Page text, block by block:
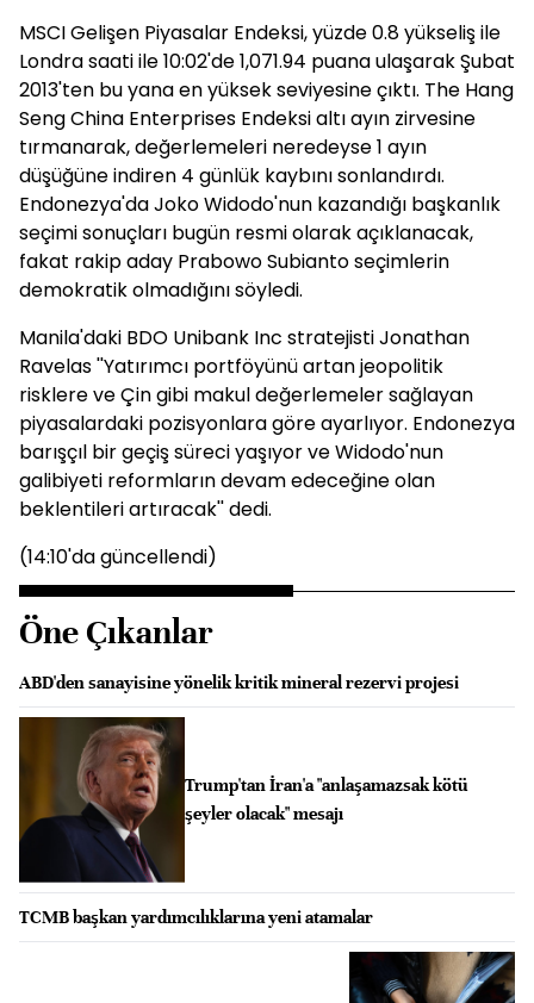
MSCI Gelişen Piyasalar Endeksi, yüzde 0.8 yükseliş ile
Londra saati ile 10:02'de 1,071.94 puana ulaşarak Şubat
2013'ten bu yana en yüksek seviyesine çıktı. The Hang
Seng China Enterprises Endeksi altı ayın zirvesine
tırmanarak, değerlemeleri neredeyse 1 ayın
düşüğüne indiren 4 günlük kaybını sonlandırdı.
Endonezya'da Joko Widodo'nun kazandığı başkanlık
seçimi sonuçları bugün resmi olarak açıklanacak,
fakat rakip aday Prabowo Subianto seçimlerin
demokratik olmadığını söyledi.
Manila'daki BDO Unibank Inc stratejisti Jonathan
Ravelas ''Yatırımcı portföyünü artan jeopolitik
risklere ve Çin gibi makul değerlemeler sağlayan
piyasalardaki pozisyonlara göre ayarlıyor. Endonezya
barışçıl bir geçiş süreci yaşıyor ve Widodo'nun
galibiyeti reformların devam edeceğine olan
beklentileri artıracak'' dedi.
(14:10'da güncellendi)
Öne Çıkanlar
ABD'den sanayisine yönelik kritik mineral rezervi projesi
Trump'tan İran'a "anlaşamazsak kötü
şeyler olacak" mesajı
TCMB başkan yardımcılıklarına yeni atamalar